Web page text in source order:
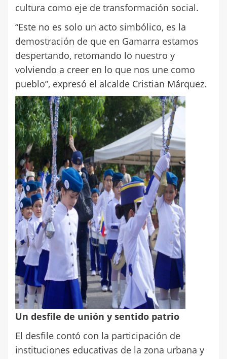
cultura como eje de transformación social.
“Este no es solo un acto simbólico, es la
demostración de que en Gamarra estamos
despertando, retomando lo nuestro y
volviendo a creer en lo que nos une como
pueblo”, expresó el alcalde Cristian Márquez.
Un desfile de unión y sentido patrio
El desfile contó con la participación de
instituciones educativas de la zona urbana y